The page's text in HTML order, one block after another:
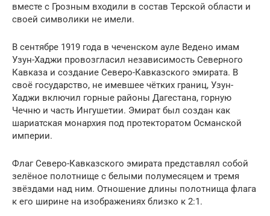
вместе с Грозным входили в состав Терской области и
своей символики не имели.
В сентябре 1919 года в чеченском ауле Ведено имам
Узун-Хаджи провозгласил независимость Северного
Кавказа и создание Северо-Кавказского эмирата. В
своё государство, не имевшее чётких границ, Узун-
Хаджи включил горные районы Дагестана, горную
Чечню и часть Ингушетии. Эмират был создан как
шариатская монархия под протекторатом Османской
империи.
Флаг Северо-Кавказского эмирата представлял собой
зелёное полотнище с белыми полумесяцем и тремя
звёздами над ним. Отношение длины полотнища флага
к его ширине на изображениях близко к 2:1.